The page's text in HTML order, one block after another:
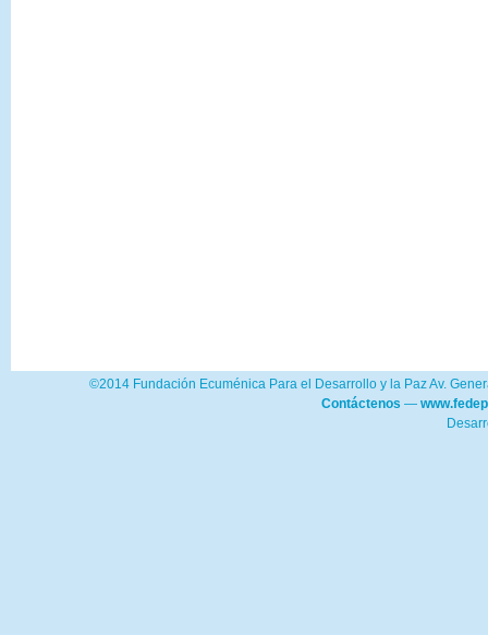
©2014 Fundación Ecuménica Para el Desarrollo y la Paz Av.
Contáctenos —